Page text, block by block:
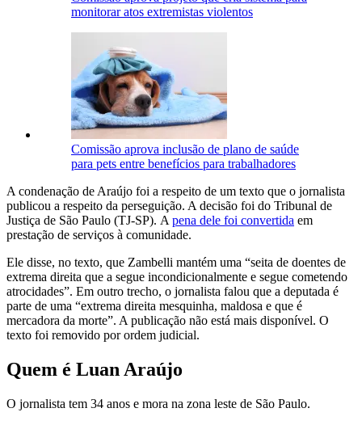
monitorar atos extremistas violentos
Comissão aprova inclusão de plano de saúde
para pets entre benefícios para trabalhadores
A condenação de Araújo foi a respeito de um texto que o jornalista
publicou a respeito da perseguição. A decisão foi do Tribunal de
Justiça de São Paulo (TJ-SP). A pena dele foi convertida em
prestação de serviços à comunidade.
Ele disse, no texto, que Zambelli mantém uma “seita de doentes de
extrema direita que a segue incondicionalmente e segue cometendo
atrocidades”. Em outro trecho, o jornalista falou que a deputada é
parte de uma “extrema direita mesquinha, maldosa e que é
mercadora da morte”. A publicação não está mais disponível. O
texto foi removido por ordem judicial.
Quem é Luan Araújo
O jornalista tem 34 anos e mora na zona leste de São Paulo.